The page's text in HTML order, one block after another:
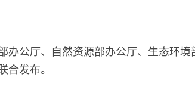
公厅、自然资源部办公厅、生态环境
合发布。